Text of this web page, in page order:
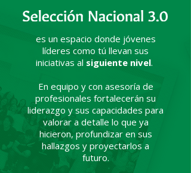
es un espacio donde jóvenes
líderes como tú llevan sus
iniciativas al siguiente nivel.
En equipo y con asesoría de
profesionales fortalecerán su
liderazgo y sus capacidades para
valorar a detalle lo que ya
hicieron, profundizar en sus
hallazgos y proyectarlos a
futuro.